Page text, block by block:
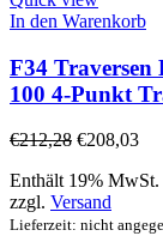
In den Warenkorb
F34
100 4-Punkt
€212,28 €208,03
Enthält 19% MwSt.
zzgl. Versand
Lieferzeit: nicht